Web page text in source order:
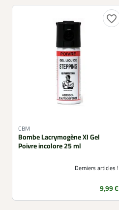
favorite_border
CBM
Bombe Lacrymogène XI Gel
Poivre incolore 25 ml
Derniers articles !
Prix
9,99 €